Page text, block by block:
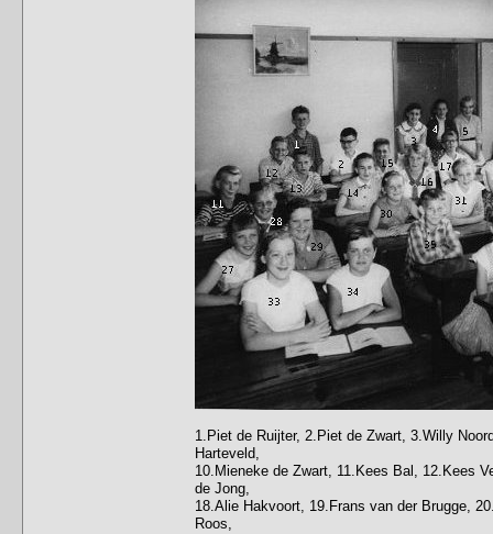
1.Piet de Ruijter, 2.Piet de Zwart, 3.Willy
Harteveld,
10.Mieneke de Zwart, 11.Kees Bal, 12.Kees
de Jong,
18.Alie Hakvoort, 19.Frans van der Brugge,
Roos,